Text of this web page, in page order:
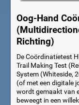
Oog-Hand
Richting)
De Coördinatietest
Trail Making Test
System (Whiteside,
(of met een digitale
wordt gemaakt van
beweegt in een